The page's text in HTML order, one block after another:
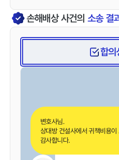
손해배상사건의 소송 결
합의
변호사님.
상대방 건설사에서 귀책비용
감사합니다.